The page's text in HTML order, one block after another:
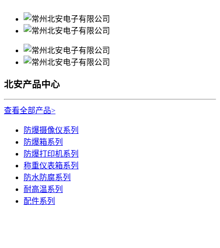
北安产品中心
查看全部产品>
防爆摄像仪系列
防爆箱系列
防爆打印机系列
称重仪表箱系列
防水防腐系列
耐高温系列
配件系列